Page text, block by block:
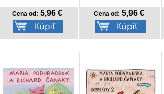
Cena od: 5,96 € Cena od: 5,96 €